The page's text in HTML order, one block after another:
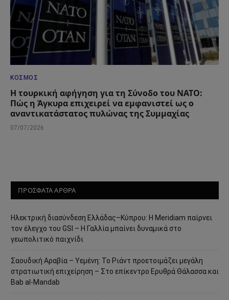
ΚΌΣΜΟΣ
Η τουρκική αφήγηση για τη Σύνοδο του ΝΑΤΟ:
Πώς η Άγκυρα επιχειρεί να εμφανιστεί ως ο
αναντικατάστατος πυλώνας της Συμμαχίας
07/07/2026
ΠΡΟΣΦΑΤΑ ΑΡΘΡΑ
Ηλεκτρική διασύνδεση Ελλάδας–Κύπρου: Η Meridiam παίρνει
τον έλεγχο του GSI – Η Γαλλία μπαίνει δυναμικά στο
γεωπολιτικό παιχνίδι
Σαουδική Αραβία – Υεμένη: Το Ριάντ προετοιμάζει μεγάλη
στρατιωτική επιχείρηση – Στο επίκεντρο Ερυθρά Θάλασσα και
Bab al-Mandab